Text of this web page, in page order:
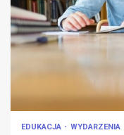
EDUKACJA WYDARZENIA